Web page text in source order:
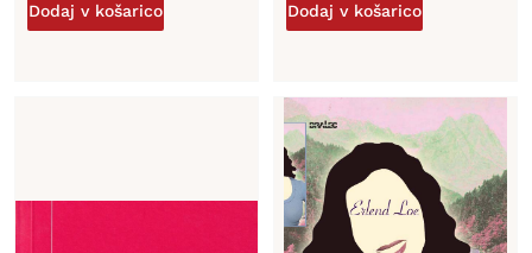
Dodaj v košarico Dodaj v košarico